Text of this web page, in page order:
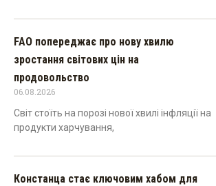
FAO попереджає про нову хвилю
зростання світових цін на
продовольство
06.08.2026
Світ стоїть на порозі нової хвилі інфляції на
продукти харчування,
Констанца стає ключовим хабом для